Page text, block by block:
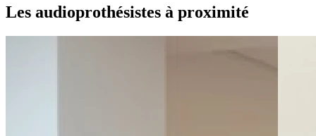
Les audioprothésistes à proximité